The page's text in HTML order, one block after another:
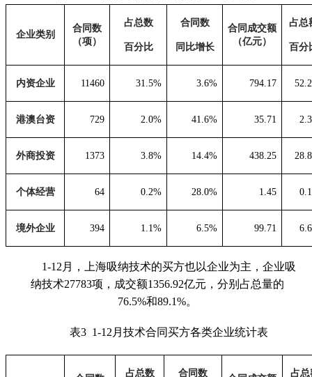
企业类别
合同数
（项）
占总数
百分比
合同数
同比增长
合同成交额
（亿元）
占总
百分
内资企业 11460 31.5% 3.6% 794.17
港澳台资 729 2.0% 41.6% 35.71
外商投资 1373 3.8% 14.4% 438.25
个体经营 64 0.2% 28.0% 1.45
境外企业 394 1.1% 6.5% 99.71
1-12月，上海吸纳技术的买方也以企业为主，企业吸
纳技术27783项，成交额1356.92亿元，分别占总量的
76.5%和89.1%。
表3 1-12 月技术合同买方各类企业统计表
占总数 合同数 占总